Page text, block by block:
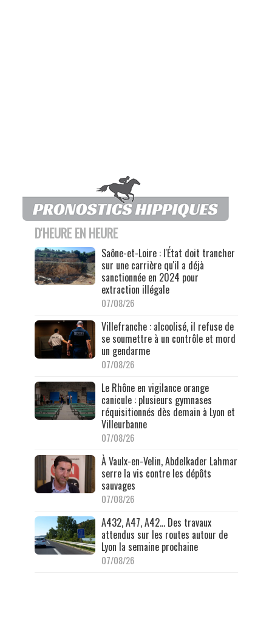
D'HEURE EN HEURE
Saône-et-Loire : l'État doit trancher
sur une carrière qu'il a déjà
sanctionnée en 2024 pour
extraction illégale
07/08/26
Villefranche : alcoolisé, il refuse de
se soumettre à un contrôle et mord
un gendarme
07/08/26
Le Rhône en vigilance orange
canicule : plusieurs gymnases
réquisitionnés dès demain à Lyon et
Villeurbanne
07/08/26
À Vaulx-en-Velin, Abdelkader Lahmar
serre la vis contre les dépôts
sauvages
07/08/26
A432, A47, A42… Des travaux
attendus sur les routes autour de
Lyon la semaine prochaine
07/08/26